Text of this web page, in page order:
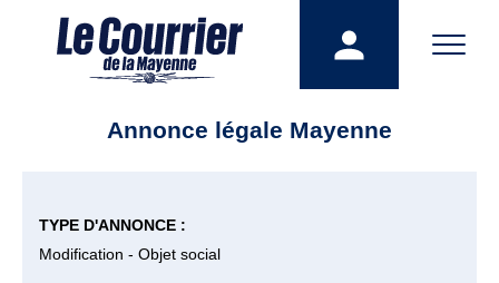
Annonce légale Mayenne
TYPE D'ANNONCE :
Modification - Objet social